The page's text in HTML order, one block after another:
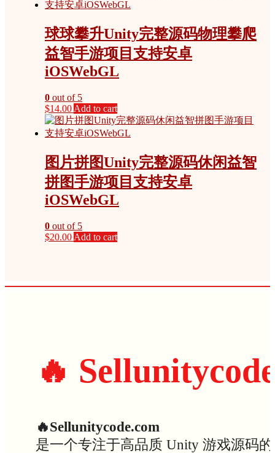
球球攀升Unity完整源码物理攀爬
益智手游项目支持安卓
iOSWebGL
0 out of 5
$14.00 Add to cart
图片拼图Unity完整源码休闲益智
拼图手游项目支持安卓
iOSWebGL
0 out of 5
$20.00 Add to cart
🔥
🔥Sellunitycode.com
是一个专注于高品质 Unity 游戏源码